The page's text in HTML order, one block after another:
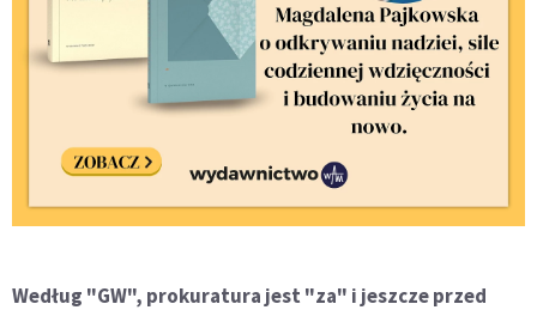
Według "GW", prokuratura jest "za" i jeszcze przed